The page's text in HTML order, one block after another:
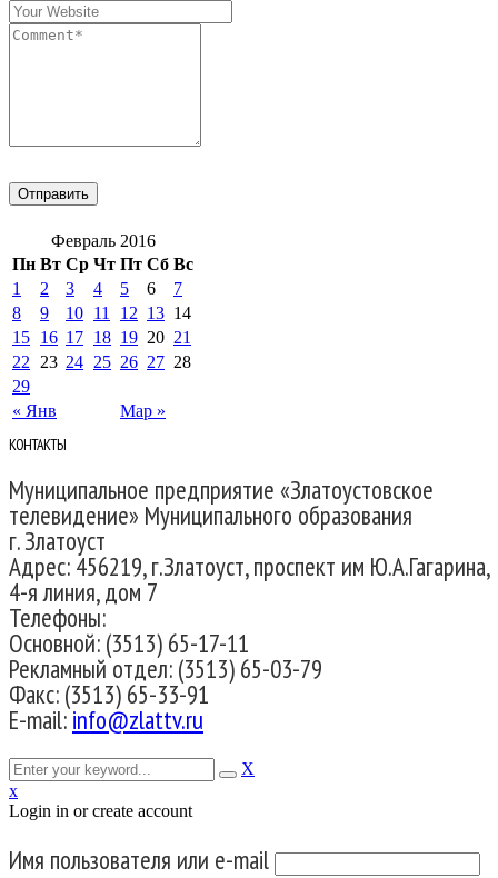
Февраль 2016
Пн Вт Ср Чт Пт Сб Вс
« Янв Мар »
1 2 3 4 5 6
7
8
9 10 11 12 13 14
15 16 17 18 19 20 21
22
23 24 25 26 27 28
29
КОНТАКТЫ
Муниципальное предприятие «Златоустовское
телевидение» Муниципального образования
г. Златоуст
Адрес: 456219, г.Златоуст, проспект им Ю.А.Гагарина,
4-я линия, дом 7
Телефоны:
Основной: (3513) 65-17-11
Рекламный отдел: (3513) 65-03-79
Факс: (3513) 65-33-91
E-mail:info@zlattv.ru
X
x
Login in or create account
Имя пользователя или e-mail